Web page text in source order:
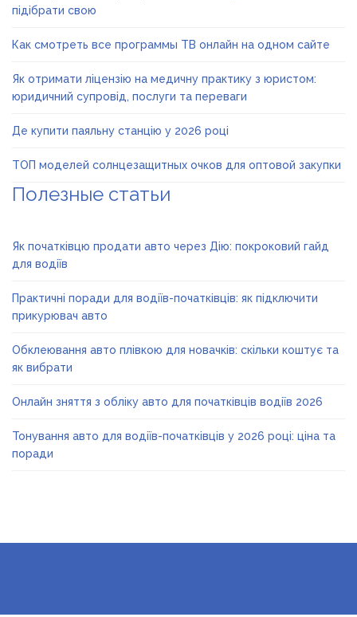
підібрати свою
Как смотреть все программы ТВ онлайн на одном сайте
Як отримати ліцензію на медичну практику з юристом:
юридичний супровід, послуги та переваги
Де купити паяльну станцію у 2026 році
ТОП моделей солнцезащитных очков для оптовой закупки
Полезные статьи
Як початківцю продати авто через Дію: покроковий гайд
для водіїв
Практичні поради для водіїв-початківців: як підключити
прикурювач авто
Обклеювання авто плівкою для новачків: скільки коштує та
як вибрати
Онлайн зняття з обліку авто для початківців водіїв 2026
Тонування авто для водіїв-початківців у 2026 році: ціна та
поради